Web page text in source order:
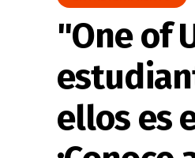
"One of
ellos es